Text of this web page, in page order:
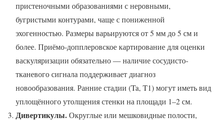
пристеночными образованиями с неровными,
бугристыми контурами, чаще с пониженной
эхогенностью. Размеры варьируются от 5 мм до 5 см и
более. Приёмо-допплеровское картирование для оценки
васкуляризации обязательно — наличие сосудисто-
тканевого сигнала поддерживает диагноз
новообразования. Ранние стадии (Ta, T1) могут иметь вид
уплощённого утолщения стенки на площади 1–2 см.
Дивертикулы.Округлые или мешковидные полости,